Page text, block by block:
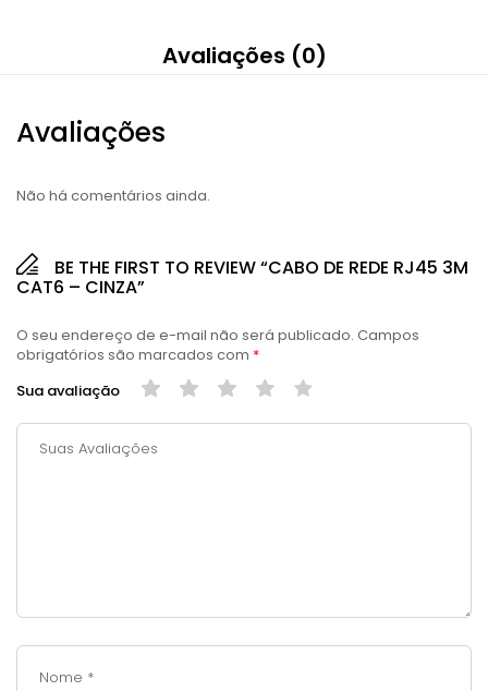
Avaliações (0)
Avaliações
Não há comentários ainda.
BE THE FIRST TO REVIEW “CABO DE REDE RJ45 3M
CAT6 – CINZA”
O seu endereço de e-mail não será publicado. Campos
obrigatórios são marcados com *
Sua avaliação